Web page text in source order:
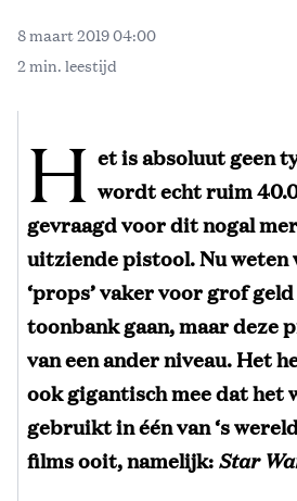
8 maart 2019 04:00
2 min. leestijd
H et is absoluut geen
wordt echt ruim
gevraagd voor dit nogal
uitziende pistool. Nu weten
‘props’ vaker voor grof
toonbank gaan, maar deze
van een ander niveau. Het
ook gigantisch mee dat het
gebruikt in één van ‘s
films ooit, namelijk:Star